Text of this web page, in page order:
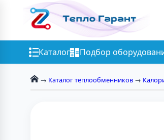
Каталог Подбор
→ Каталог теплообменников →